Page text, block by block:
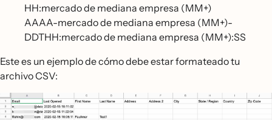
HH:mercado de mediana empresa (MM+)
AAAA-mercado de mediana empresa (MM+)-
DDTHH:mercado de mediana empresa (MM+):SS
Este es un ejemplo de cómo debe estar formateado tu
archivo CSV: